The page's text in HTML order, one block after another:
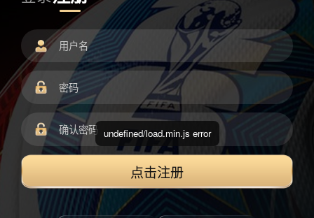
点击注册
undefined/load.min.js error